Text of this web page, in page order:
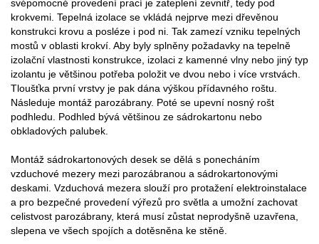
svépomocné provedení prací je zateplení zevnitř, tedy pod
krokvemi. Tepelná izolace se vkládá nejprve mezi dřevěnou
konstrukci krovu a posléze i pod ni. Tak zamezí vzniku tepelných
mostů v oblasti krokví. Aby byly splněny požadavky na tepelně
izolační vlastnosti konstrukce, izolaci z kamenné vlny nebo jiný typ
izolantu je většinou potřeba položit ve dvou nebo i více vrstvách.
Tloušťka první vrstvy je pak dána výškou přídavného roštu.
Následuje montáž parozábrany. Poté se upevní nosný rošt
podhledu. Podhled bývá většinou ze sádrokartonu nebo
obkladových palubek.
Montáž sádrokartonových desek se dělá s ponecháním
vzduchové mezery mezi parozábranou a sádrokartonovými
deskami. Vzduchová mezera slouží pro protažení elektroinstalace
a pro bezpečné provedení výřezů pro světla a umožní zachovat
celistvost parozábrany, která musí zůstat neprodyšně uzavřena,
slepena ve všech spojích a dotěsněna ke stěně.